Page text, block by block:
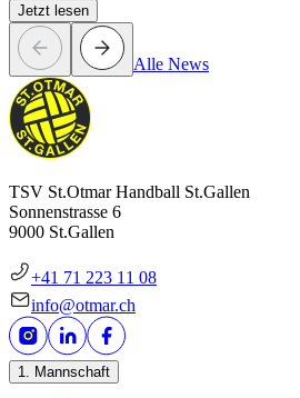
Jetzt lesen
Alle News
TSV St.Otmar Handball St.Gallen
Sonnenstrasse 6
9000 St.Gallen
+41 71 223 11 08
info@otmar.ch
1. Mannschaft